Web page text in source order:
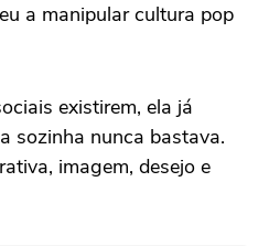
a manipular cultura pop
existirem, ela já
sozinha nunca bastava.
imagem, desejo e